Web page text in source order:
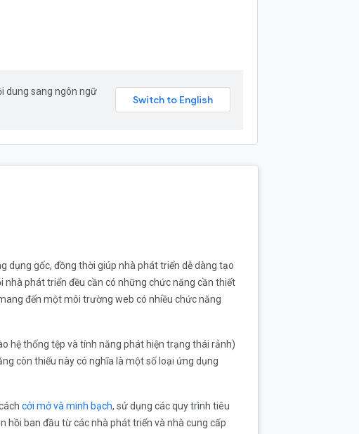
dung sang ngôn ngữ
dụng gốc, đồng thời giúp nhà phát triển dễ dàng tạo
phát triển đều cần có những chức năng cần thiết
đến một môi trường web có nhiều chức năng
hệ thống tệp và tính năng phát hiện trạng thái rảnh)
còn thiếu này có nghĩa là một số loại ứng dụng
cởi mở và minh bạch, sử dụng các quy trình tiêu
hồi ban đầu từ các nhà phát triển và nhà cung cấp